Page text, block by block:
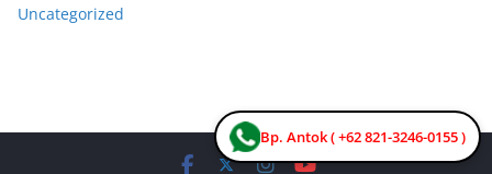
Bp. Antok ( +62 821-3246-0155 )
Uncategorized